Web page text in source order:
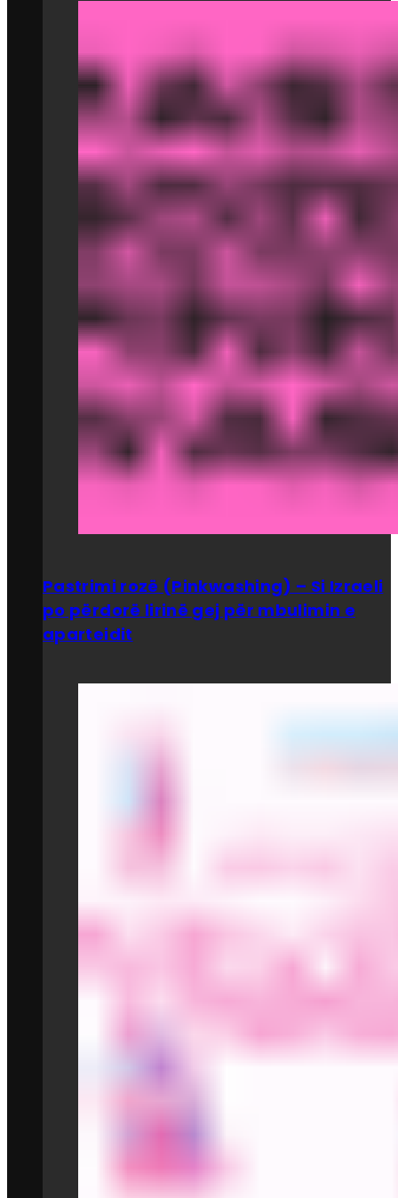
Pastrimi rozë (Pinkwashing) – Si Izraeli
po përdorë lirinë gej për mbulimin e
aparteidit